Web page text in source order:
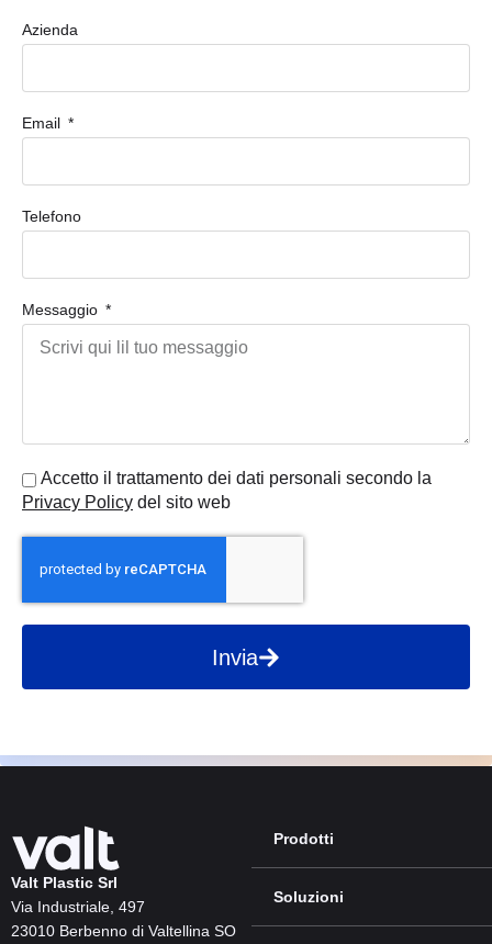
Azienda
Email
Telefono
Messaggio
Accetto il trattamento dei dati personali secondo la
Privacy Policy del sito web
Invia
Valt Plastic Srl
Via Industriale, 497
23010 Berbenno di Valtellina SO
Prodotti
Soluzioni